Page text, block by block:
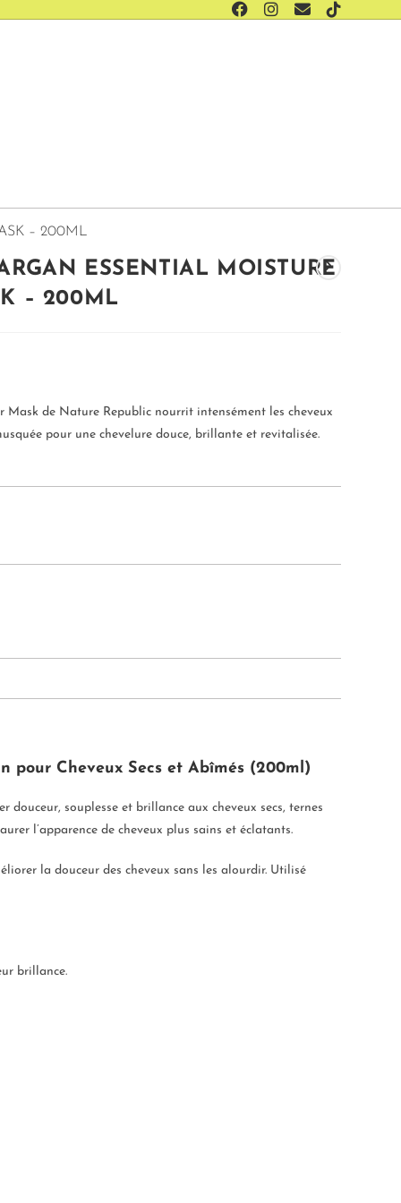
– 200ML
ESSENTIAL MOISTURE
– 200ML
de Nature Republic nourrit intensément les cheveux
pour une chevelure douce, brillante et revitalisée.
pour Cheveux Secs et Abîmés (200ml)
souplesse et brillance aux cheveux secs, ternes
l’apparence de cheveux plus sains et éclatants.
la douceur des cheveux sans les alourdir. Utilisé
brillance.